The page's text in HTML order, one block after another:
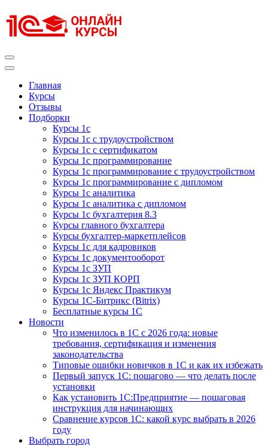
к
содержимому
Главная
Курсы
Отзывы
Подборки
Курсы 1с
Курсы 1с с трудоустройством
Курсы 1с с сертификатом
Курсы 1с программирование
Курсы 1с программирование с трудоустройством
Курсы 1с программирование с дипломом
Курсы 1с аналитика
Курсы 1с аналитика с дипломом
Курсы 1с бухгалтерия 8.3
Курсы главного бухгалтера
Курсы бухгалтер-маркетплейсов
Курсы 1с для кадровиков
Курсы 1с документооборот
Курсы 1с ЗУП
Курсы 1с ЗУП КОРП
Курсы 1с Яндекс Практикум
Курсы 1С-Битрикс (Bitrix)
Бесплатные курсы 1С
Новости
Что изменилось в 1С с 2026 года: новые
требования, сертификация и изменения
законодательства
Типовые ошибки новичков в 1С и как их избежать
Первый запуск 1С: пошагово — что делать после
установки
Как установить 1С:Предприятие — пошаговая
инструкция для начинающих
Сравнение курсов 1С: какой курс выбрать в 2026
году
Выбрать город